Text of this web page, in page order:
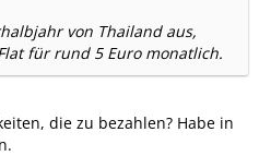
von Thailand aus,
für rund 5 Euro monatlich.
die zu bezahlen? Habe in